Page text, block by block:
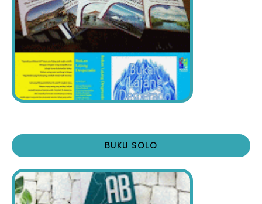
BUKU SOLO